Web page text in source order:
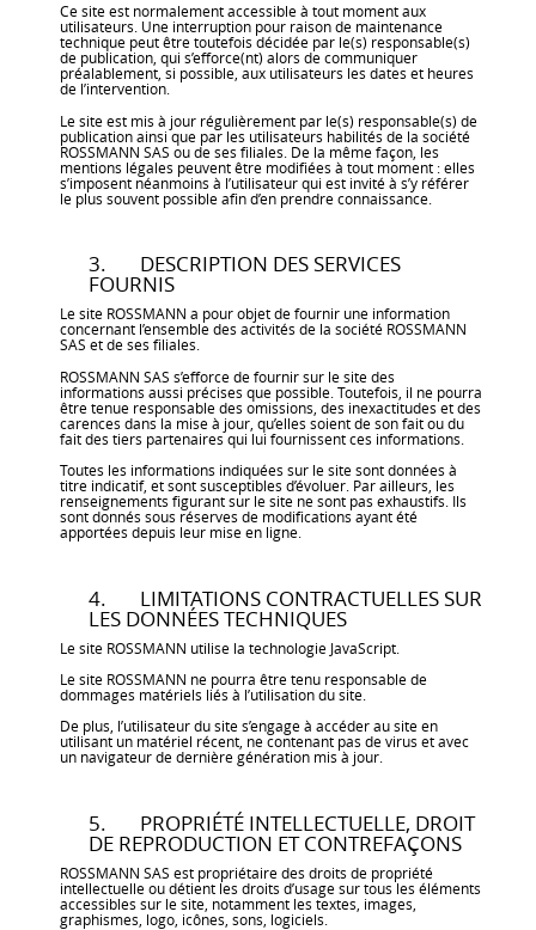
Ce site est normalement accessible à tout moment aux
utilisateurs. Une interruption pour raison de maintenance
technique peut être toutefois décidée par le(s) responsable(s)
de publication, qui s’efforce(nt) alors de communiquer
préalablement, si possible, aux utilisateurs les dates et heures
de l’intervention.
Le site est mis à jour régulièrement par le(s) responsable(s) de
publication ainsi que par les utilisateurs habilités de la société
ROSSMANN SAS ou de ses filiales. De la même façon, les
mentions légales peuvent être modifiées à tout moment : elles
s’imposent néanmoins à l’utilisateur qui est invité à s’y référer
le plus souvent possible afin d’en prendre connaissance.
3. DESCRIPTION DES SERVICES
FOURNIS
Le site ROSSMANN a pour objet de fournir une information
concernant l’ensemble des activités de la société ROSSMANN
SAS et de ses filiales.
ROSSMANN SAS s’efforce de fournir sur le site des
informations aussi précises que possible. Toutefois, il ne pourra
être tenue responsable des omissions, des inexactitudes et des
carences dans la mise à jour, qu’elles soient de son fait ou du
fait des tiers partenaires qui lui fournissent ces informations.
Toutes les informations indiquées sur le site sont données à
titre indicatif, et sont susceptibles d’évoluer. Par ailleurs, les
renseignements figurant sur le site ne sont pas exhaustifs. Ils
sont donnés sous réserves de modifications ayant été
apportées depuis leur mise en ligne.
4. LIMITATIONS CONTRACTUELLES SUR
LES DONNÉES TECHNIQUES
Le site ROSSMANN utilise la technologie JavaScript.
Le site ROSSMANN ne pourra être tenu responsable de
dommages matériels liés à l’utilisation du site.
De plus, l’utilisateur du site s’engage à accéder au site en
utilisant un matériel récent, ne contenant pas de virus et avec
un navigateur de dernière génération mis à jour.
5. PROPRIÉTÉ INTELLECTUELLE, DROIT
DE REPRODUCTION ET CONTREFAÇONS
ROSSMANN SAS est propriétaire des droits de propriété
intellectuelle ou détient les droits d’usage sur tous les éléments
accessibles sur le site, notamment les textes, images,
graphismes, logo, icônes, sons, logiciels.